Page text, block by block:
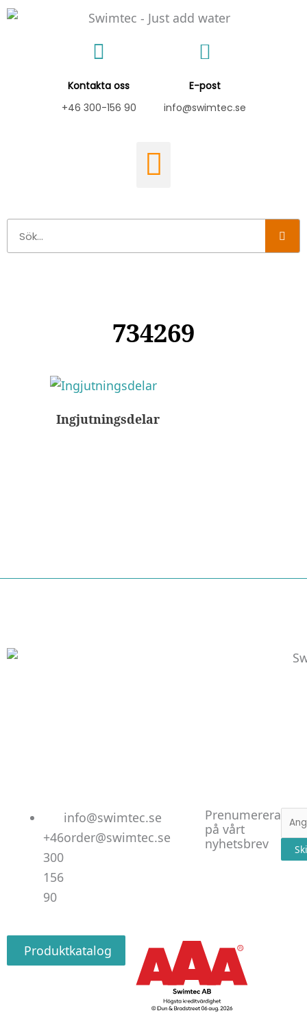
Hoppa
Kontakta oss
+46 300-156 90
E-post
info@swimtec.se
734269
Ingjutningsdelar
+46
300
156
90
info@swimtec.se
order@swimtec.se
Prenumerera
på vårt
nyhetsbrev
E-
post
Produktkatalog